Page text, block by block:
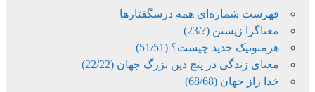
فهرست شماره‌ای همه درسگفتارها
معناگرا زیستن (?/23)
هرمنوتیک جدید چیست؟ (51/51)
معنای زندگی در پنج دین بزرگ جهان (22/22)
خدا راز جهان (68/68)